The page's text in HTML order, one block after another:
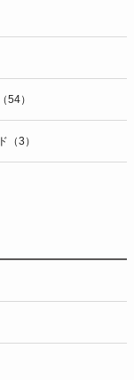
54）
（3）